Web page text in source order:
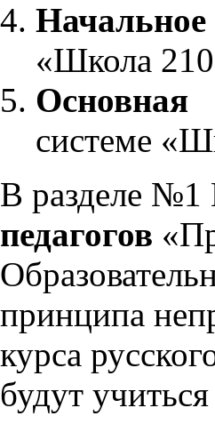
Начальное
«Школа
системе
В разделе №1
педагогов
принципа
курса
будут